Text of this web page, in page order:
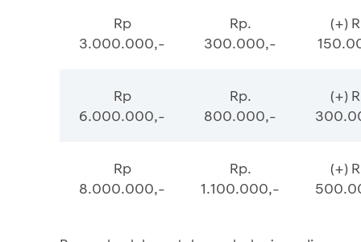
Rp
3.000.000,-
Rp.
300.000,-
(+)
Rp
6.000.000,-
Rp.
800.000,-
(+)
Rp
8.000.000,-
Rp.
1.100.000,-
(+)